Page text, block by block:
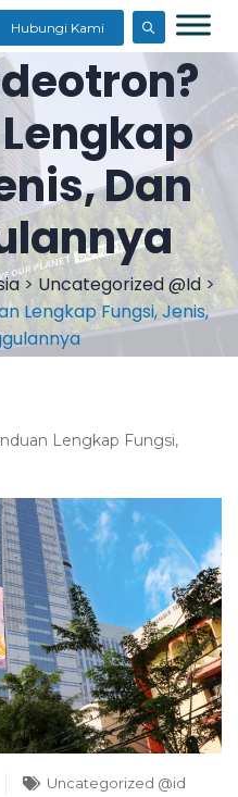
Hubungi Kami
Dan
> Uncategorized @id>
Lengkap Fungsi, Jenis,
Lengkap Fungsi,
Uncategorized @id